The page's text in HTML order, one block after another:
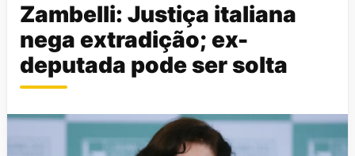
Zambelli: Justiça italiana
nega extradição; ex-
deputada pode ser solta